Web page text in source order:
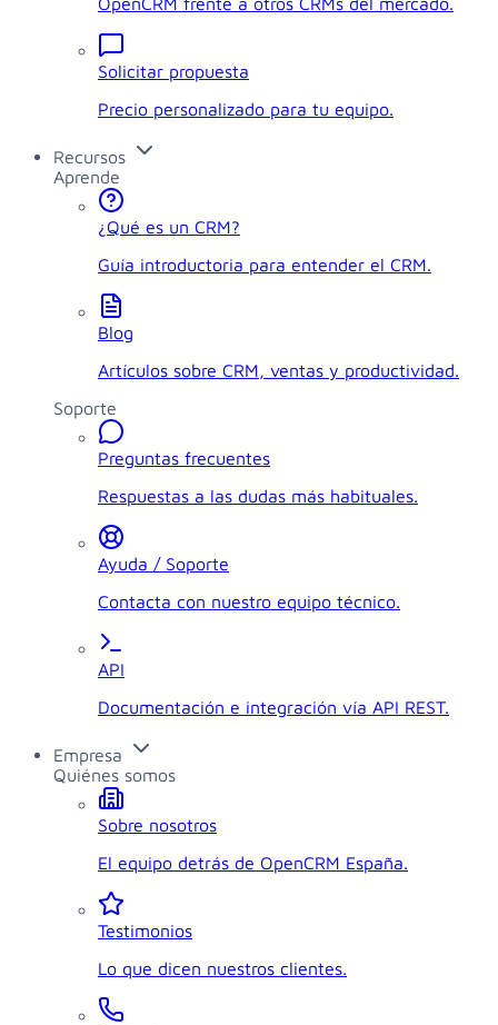
Solicitar propuesta
Precio personalizado para tu equipo.
Recursos
Aprende
¿Qué es un CRM?
Guía introductoria para entender el CRM.
Blog
Artículos sobre CRM, ventas y productividad.
Soporte
Preguntas frecuentes
Respuestas a las dudas más habituales.
Ayuda / Soporte
Contacta con nuestro equipo técnico.
API
Documentación e integración vía API REST.
Empresa
Quiénes somos
Sobre nosotros
El equipo detrás de OpenCRM España.
Testimonios
Lo que dicen nuestros clientes.